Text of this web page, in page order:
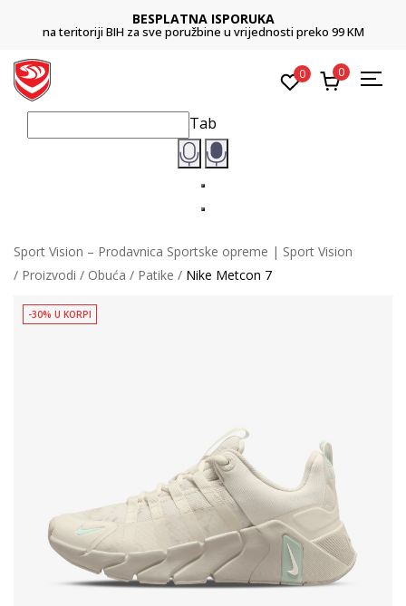
BESPLATNA ISPORUKA
na teritoriji BIH za sve poružbine u vrijednosti preko 99 KM
0 0
Tab
Sport Vision – Prodavnica Sportske opreme | Sport Vision
Proizvodi
Obuća Patike Nike Metcon 7
-30% U KORPI